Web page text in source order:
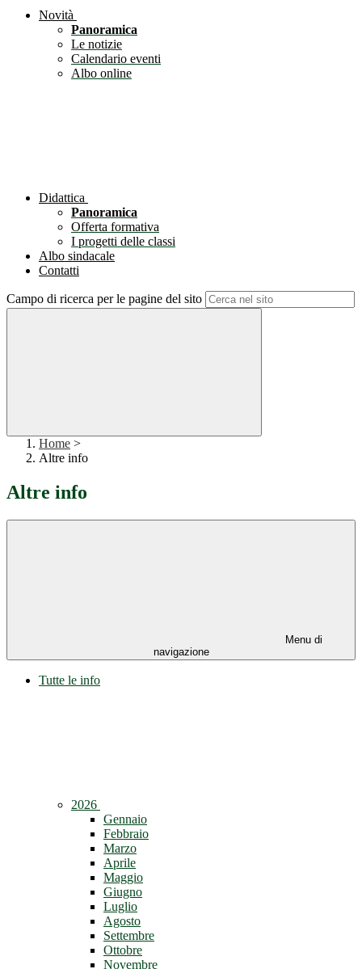
Novità
Panoramica
Le notizie
Calendario eventi
Albo online
Didattica
Panoramica
Offerta formativa
I progetti delle classi
Albo sindacale
Contatti
Campo di ricerca per le pagine del sito
Home >
Altre info
Altre info
Menu di
navigazione
Tutte le info
2026
Gennaio
Febbraio
Marzo
Aprile
Maggio
Giugno
Luglio
Agosto
Settembre
Ottobre
Novembre